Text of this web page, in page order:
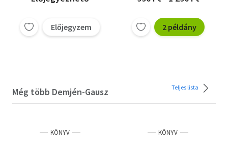
Előjegyzem 2 példány
Még több Demjén-Gausz Teljes lista
KÖNYV KÖNYV